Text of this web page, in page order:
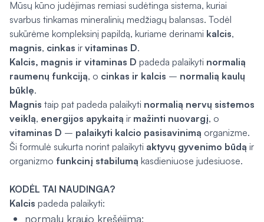
Mūsų kūno judėjimas remiasi sudėtinga sistema, kuriai
svarbus tinkamas mineralinių medžiagų balansas. Todėl
sukūrėme kompleksinį papildą, kuriame derinami kalcis,
magnis, cinkas ir vitaminas D.
Kalcis, magnis ir vitaminas D padeda palaikyti normalią
raumenų funkciją, o cinkas ir kalcis – normalią kaulų
būklę.
Magnis taip pat padeda palaikyti normalią nervų sistemos
veiklą, energijos apykaitą ir mažinti nuovargį, o
vitaminas D – palaikyti kalcio pasisavinimą organizme.
Ši formulė sukurta norint palaikyti aktyvų gyvenimo būdą ir
organizmo funkcinį stabilumą kasdieniuose judesiuose.
KODĖL TAI NAUDINGA?
Kalcis padeda palaikyti:
normalų kraujo krešėjimą;